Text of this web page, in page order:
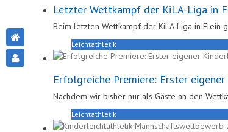
Letzter Wettkampf der KiLA-Liga in
Beim letzten Wettkampf der KiLA-Liga in Flein
Leichtathletik
Erfolgreiche Premiere: Erster
Nachdem wir bisher nur als Gäste an den
Leichtathletik